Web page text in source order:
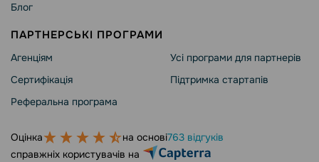
Блог
ПАРТНЕРСЬКІ ПРОГРАМИ
Агенціям
Сертифікація
Реферальна програма
Усі програми для партнерів
Підтримка стартапів
Оцінка на основі763 відгуків
справжніх користувачів на